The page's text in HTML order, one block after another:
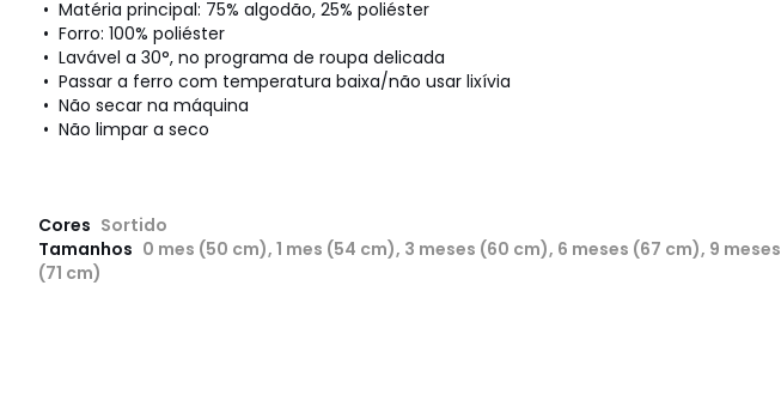
• Matéria principal: 75% algodão, 25% poliéster
• Forro: 100% poliéster
• Lavável a 30°, no programa de roupa delicada
• Passar a ferro com temperatura baixa/não usar lixívia
• Não secar na máquina
• Não limpar a seco
Cores Sortido
Tamanhos 0 mes (50 cm), 1 mes (54 cm), 3 meses (60 cm), 6 meses (67 cm), 9 meses
(71 cm)